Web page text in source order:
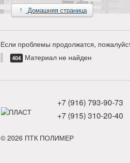
Домашняя страница
Если проблемы продолжатся,
404 Материал не найден
+7 (916) 793-90-73
+7 (915) 310-20-40
© 2026 ПТК ПОЛИМЕР